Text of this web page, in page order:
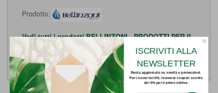
ISCRIVITI ALLA
NEWSLETTER
Resta aggiornato su novità e promozioni.
Per i nuovi iscritti, riceverai coupon sconto
del 5% per il primo ordine.
Prodotto:
Vedi tutti i prodotti BELLINZONI - PRODOTTI PER IL
MARMO
SCHEDE